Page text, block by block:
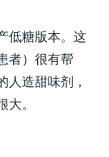
低糖版本。这
者）很有帮
造甜味剂，
。